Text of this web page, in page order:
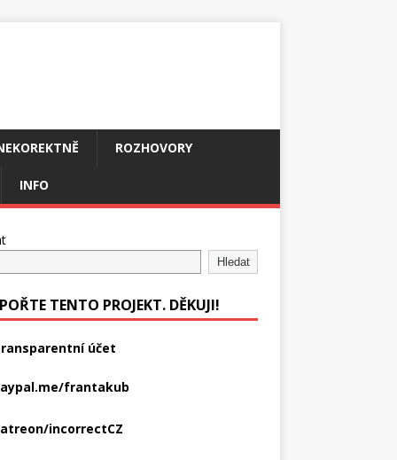
ROZHOVORY
INFO
Hledat
TENTO PROJEKT. DĚKUJI!
účet
frantakub
incorrectCZ